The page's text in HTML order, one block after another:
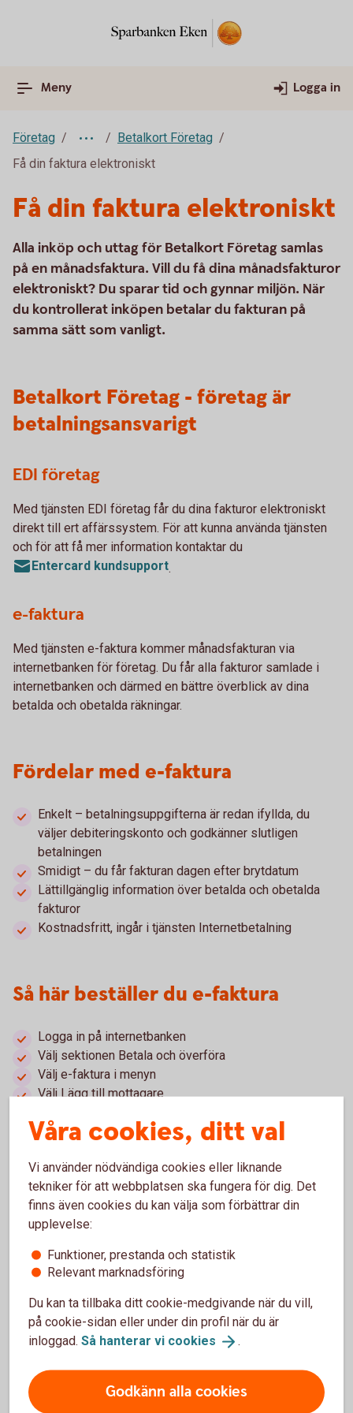
Meny Logga in
Företag
Betalkort Företag
Få din faktura elektroniskt
Få din faktura elektroniskt
Alla inköp och uttag för Betalkort Företag samlas
på en månadsfaktura. Vill du få dina månadsfakturor
elektroniskt? Du sparar tid och gynnar miljön. När
du kontrollerat inköpen betalar du fakturan på
samma sätt som vanligt.
Betalkort Företag - företag är
betalningsansvarigt
EDI företag
Med tjänsten EDI företag får du dina fakturor elektroniskt
direkt till ert affärssystem. För att kunna använda tjänsten
och för att få mer information kontaktar du
Entercard kundsupport.
e-faktura
Med tjänsten e-faktura kommer månadsfakturan via
internetbanken för företag. Du får alla fakturor samlade i
internetbanken och därmed en bättre överblick av dina
betalda och obetalda räkningar.
Fördelar med e-faktura
Enkelt – betalningsuppgifterna är redan ifyllda, du
väljer debiteringskonto och godkänner slutligen
betalningen
Smidigt – du får fakturan dagen efter brytdatum
Lättillgänglig information över betalda och obetalda
fakturor
Kostnadsfritt, ingår i tjänsten Internetbetalning
Så här beställer du e-faktura
Logga in på internetbanken
Välj sektionen Betala och överföra
Välj e-faktura i menyn
Välj Lägg till mottagare
Du länkas till Entercards webbplats
Betalkort Företag - privat
betalningsansvar
e-faktura
För att ansluta ett Betalkort Företag (med privat
betalningsansvar) till e-faktura, loggar du som
kortinnehavare in i din internetbank och anmäler dig där.
Våra cookies, ditt val
Vi använder nödvändiga cookies eller liknande
tekniker för att webbplatsen ska fungera för dig. Det
finns även cookies du kan välja som förbättrar din
upplevelse:
Funktioner, prestanda och statistik
Relevant marknadsföring
Du kan ta tillbaka ditt cookie-medgivande när du vill,
på cookie-sidan eller under din profil när du är
inloggad. Så hanterar vi cookies .
Godkänn alla cookies